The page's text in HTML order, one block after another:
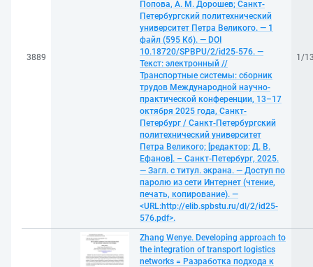
3889
Попова, А. М. Дорошев; Санкт-
Петербургский политехнический
университет Петра Великого. — 1
файл (595 Кб). — DOI
10.18720/SPBPU/2/id25-576. —
Текст: электронный //
Транспортные системы: сборник
трудов Международной научно-
практической конференции, 13–17
октября 2025 года, Санкт-
Петербург / Санкт-Петербургский
политехнический университет
Петра Великого; [редактор: Д. В.
Ефанов]. – Санкт-Петербург, 2025.
— Загл. с титул. экрана. — Доступ по
паролю из сети Интернет (чтение,
печать, копирование). —
<URL:http://elib.spbstu.ru/dl/2/id25-
576.pdf>.
1/
Zhang Wenye. Developing approach to
the integration of transport logistics
networks = Разработка подхода к